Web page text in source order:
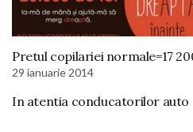
Pretul copilariei normale=17
29 ianuarie 2014
In atentia conducatorilor auto